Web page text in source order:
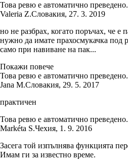
Това ревю е автоматично преведено.
Valeria Z.Словакия, 27. 3. 2019
но не разбрах, когато поръчах, че е
нужно да имате прахосмукачка под
само при навиване на пак...
Покажи повече
Това ревю е автоматично преведено.
Jana M.Словакия, 29. 5. 2017
практичен
Това ревю е автоматично преведено.
Markéta S.Чехия, 1. 9. 2016
Засега той изпълнява функцията
Имам ги за известно време.